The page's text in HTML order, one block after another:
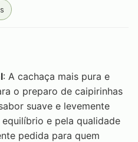
: A cachaça mais pura e
o preparo de caipirinhas
suave e levemente
e pela qualidade
pedida para quem